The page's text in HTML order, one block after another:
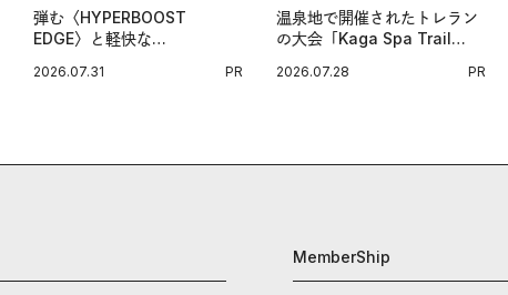
弾む〈HYPERBOOST
EDGE〉と軽快な
に寄り添うアディダスが打ち
2026.07.31 PR
温泉地で開催されたトレラン
の大会「Kaga Spa Trail
UTMB」。本戦を夢見るラン
2026.07.28 PR
MemberShip